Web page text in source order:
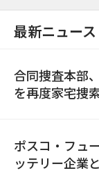
最新ニュース
合同捜査本部
を再度家宅捜
ポスコ・フュ
ッテリー企業